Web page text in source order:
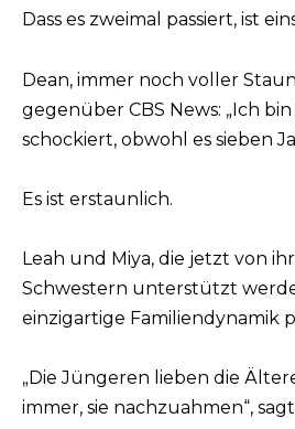
Dass es zweimal passiert, ist
Dean, immer noch voller
gegenüber CBS News: „Ich
schockiert, obwohl es sieben
Es ist erstaunlich.
Leah und Miya, die jetzt von
Schwestern unterstützt
einzigartige Familiendynamik
„Die Jüngeren lieben die
immer, sie nachzuahmen“,